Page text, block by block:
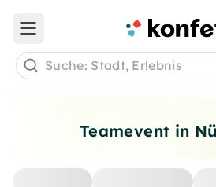
Teamevent in
Open main menu
Suche: Stadt, Erlebnis